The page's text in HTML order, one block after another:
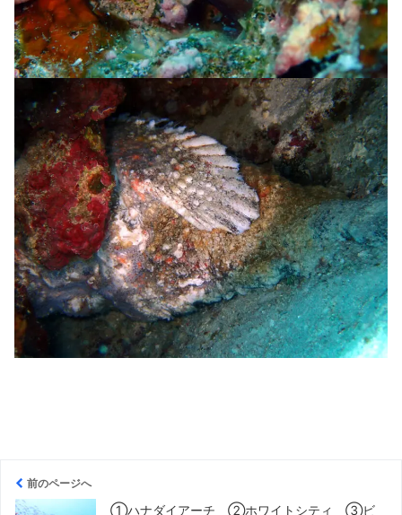
前のページへ
①ハナダイアーチ ②ホワイトシティ ③ビ